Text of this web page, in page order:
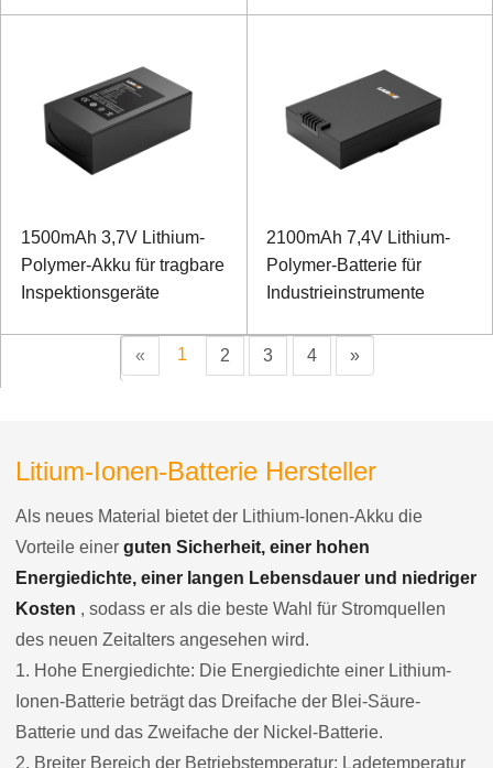
1500mAh 3,7V Lithium-
Polymer-Akku für tragbare
Inspektionsgeräte
2100mAh 7,4V Lithium-
Polymer-Batterie für
Industrieinstrumente
« 1 2 3 4 »
Litium-Ionen-Batterie Hersteller
Als neues Material bietet der Lithium-Ionen-Akku die
Vorteile einer guten Sicherheit, einer hohen
Energiedichte, einer langen Lebensdauer und niedriger
Kosten , sodass er als die beste Wahl für Stromquellen
des neuen Zeitalters angesehen wird.
1. Hohe Energiedichte: Die Energiedichte einer Lithium-
Ionen-Batterie beträgt das Dreifache der Blei-Säure-
Batterie und das Zweifache der Nickel-Batterie.
2. Breiter Bereich der Betriebstemperatur: Ladetemperatur